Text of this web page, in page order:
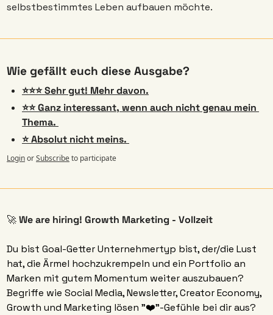
selbstbestimmtes Leben aufbauen möchte.
Wie gefällt euch diese Ausgabe?
⭐️⭐️⭐️ Sehr gut! Mehr davon.
⭐️⭐️ Ganz interessant, wenn auch nicht genau mein
Thema.
⭐️ Absolut nicht meins.
LoginorSubscribeto participate
🚀 We are hiring! Growth Marketing - Vollzeit
Du bist Goal-Getter Unternehmertyp bist, der/die Lust
hat, die Ärmel hochzukrempeln und ein Portfolio an
Marken mit gutem Momentum weiter auszubauen?
Begriffe wie Social Media, Newsletter, Creator Economy,
Growth und Marketing lösen "❤️"-Gefühle bei dir aus?